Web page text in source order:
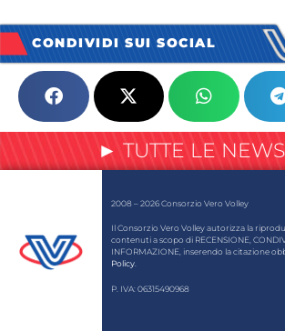
CONDIVIDI SUI SOCIAL
► TUTTE LE
2008 – 2026 Consorzio Vero Volley
Il Consorzio Vero Volley autorizza la
contenuti a scopo di RECENSIONE,
INFORMAZIONE, inserendo la citazione
Policy
P. IVA: 06315490968